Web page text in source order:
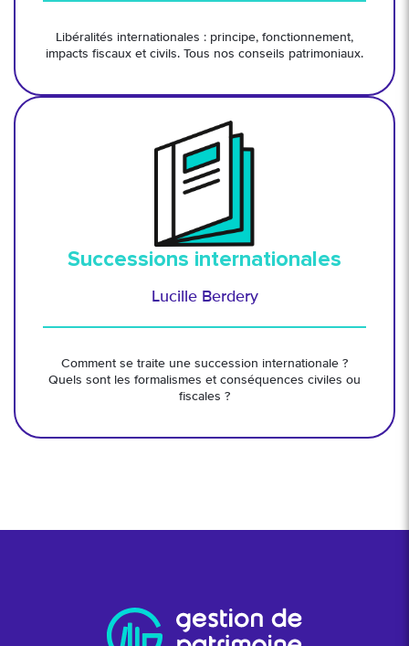
Libéralités internationales : principe, fonctionnement,
impacts fiscaux et civils. Tous nos conseils patrimoniaux.
Successions internationales
Lucille Berdery
Comment se traite une succession internationale ?
Quels sont les formalismes et conséquences civiles ou
fiscales ?